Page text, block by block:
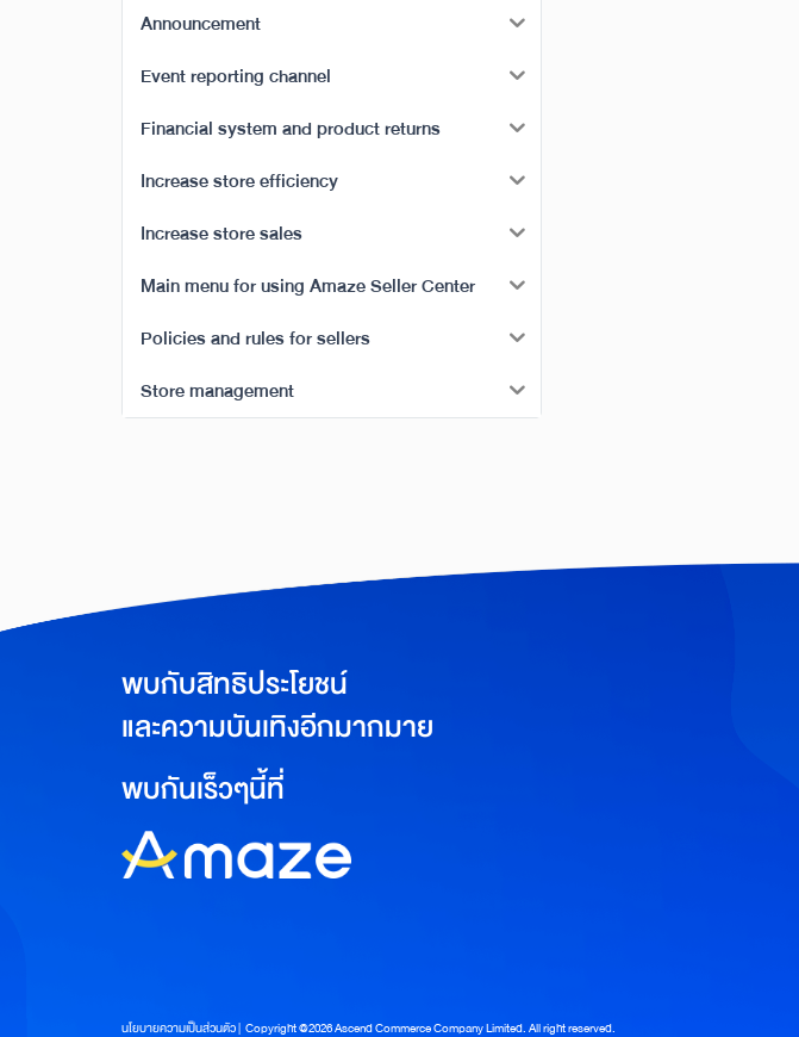
Announcement
Event reporting channel
Financial system and product returns
Increase store efficiency
Increase store sales
Main menu for using Amaze Seller Center
Policies and rules for sellers
Store management
พบกับสิทธิประโยชน์
และความบันเทิงอีกมากมาย
พบกันเร็วๆนี้ที่
นโยบายความเป็นส่วนตัว | Copyright @2026 Ascend Commerce Company Limited. All right reserved.